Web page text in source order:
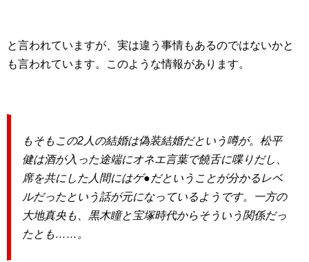
と言われていますが、実は違う事情もあるのではないかと
も言われています。このような情報があります。
もそもこの2人の結婚は偽装結婚だという噂が。松平
健は酒が入った途端にオネエ言葉で饒舌に喋りだし、
席を共にした人間にはゲ●だということが分かるレベ
ルだったという話が元になっているようです。一方の
大地真央も、黒木瞳と宝塚時代からそういう関係だっ
たとも……。